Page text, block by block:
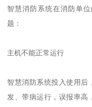
智慧消防系统在消防单
题：
主机不能正常运行
智慧消防系统投入使用后
发、带病运行，误报率高